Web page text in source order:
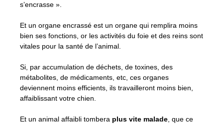
s’encrasse ».
Et un organe encrassé est un organe qui remplira moins
bien ses fonctions, or les activités du foie et des reins sont
vitales pour la santé de l’animal.
Si, par accumulation de déchets, de toxines, des
métabolites, de médicaments, etc, ces organes
deviennent moins efficients, ils travailleront moins bien,
affaiblissant votre chien.
Et un animal affaibli tombera plus vite malade, que ce